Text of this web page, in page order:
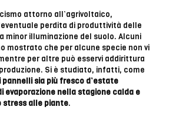
attorno all’agrivoltaico,
perdita di produttività delle
minor illuminazione del suolo. Alcuni
mostrato che per alcune specie non vi
per altre può esservi addirittura
Si è studiato, infatti, come
sia più fresco d’estate
evaporazione nella stagione calda e
stress alle piante.